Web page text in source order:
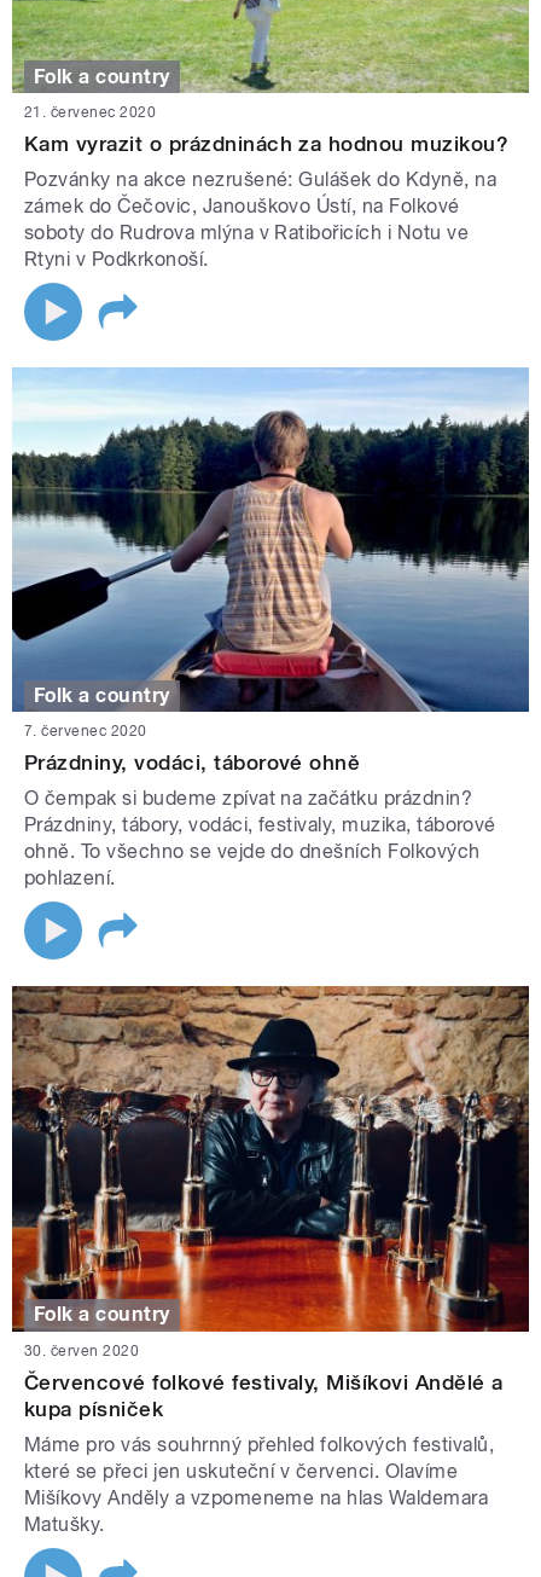
Folk a country
21. červenec 2020
Kam vyrazit o prázdninách za hodnou muzikou?
Pozvánky na akce nezrušené: Gulášek do Kdyně, na
zámek do Čečovic, Janouškovo Ústí, na Folkové
soboty do Rudrova mlýna v Ratibořicích i Notu ve
Rtyni v Podkrkonoší.
Folk a country
7. červenec 2020
Prázdniny, vodáci, táborové ohně
O čempak si budeme zpívat na začátku prázdnin?
Prázdniny, tábory, vodáci, festivaly, muzika, táborové
ohně. To všechno se vejde do dnešních Folkových
pohlazení.
Folk a country
30. červen 2020
Červencové folkové festivaly, Mišíkovi Andělé a
kupa písniček
Máme pro vás souhrnný přehled folkových festivalů,
které se přeci jen uskuteční v červenci. Olavíme
Mišíkovy Anděly a vzpomeneme na hlas Waldemara
Matušky.